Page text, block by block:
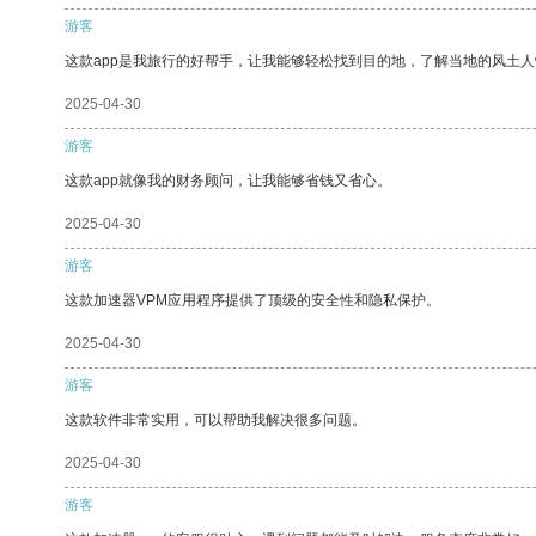
游客
这款app是我旅行的好帮手，让我能够轻松找到目的地，了解当地的风土
2025-04-30
游客
这款app就像我的财务顾问，让我能够省钱又省心。
2025-04-30
游客
这款加速器VPM应用程序提供了顶级的安全性和隐私保护。
2025-04-30
游客
这款软件非常实用，可以帮助我解决很多问题。
2025-04-30
游客